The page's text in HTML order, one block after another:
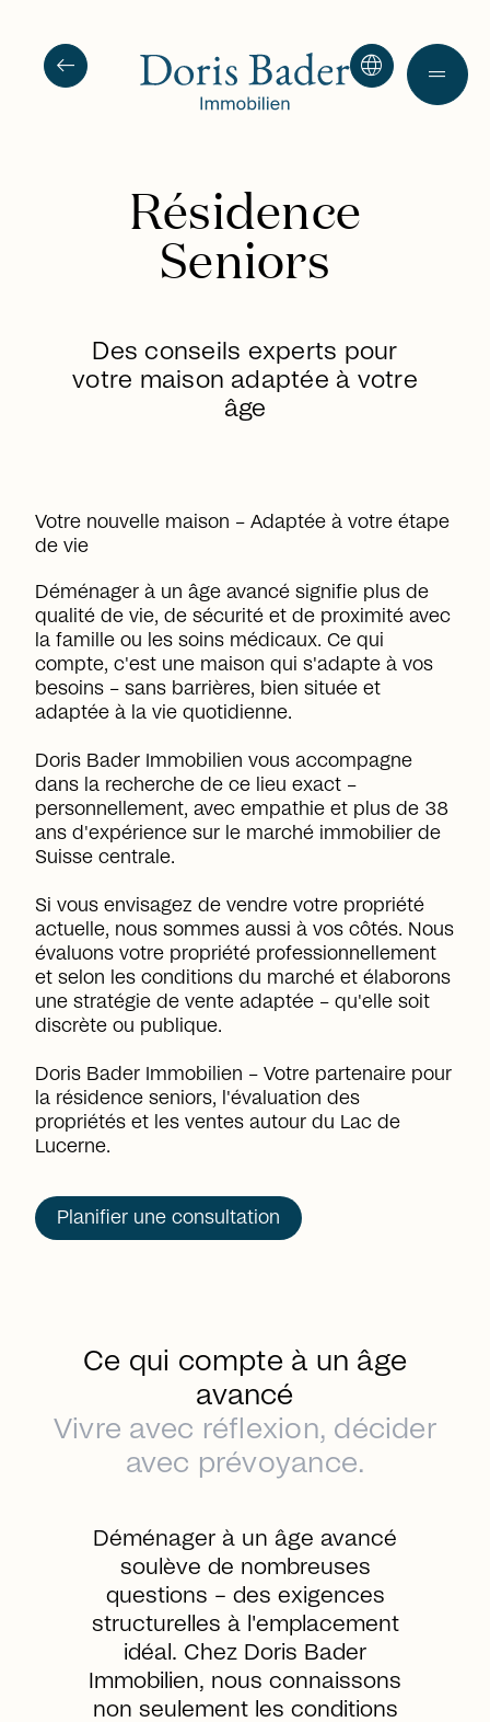
Résidence
Seniors
Des conseils experts pour
votre maison adaptée à votre
âge
Votre nouvelle maison – Adaptée à votre étape
de vie
Déménager à un âge avancé signifie plus de
qualité de vie, de sécurité et de proximité avec
la famille ou les soins médicaux. Ce qui
compte, c'est une maison qui s'adapte à vos
besoins – sans barrières, bien située et
adaptée à la vie quotidienne.
Doris Bader Immobilien vous accompagne
dans la recherche de ce lieu exact –
personnellement, avec empathie et plus de 38
ans d'expérience sur le marché immobilier de
Suisse centrale.
Si vous envisagez de vendre votre propriété
actuelle, nous sommes aussi à vos côtés. Nous
évaluons votre propriété professionnellement
et selon les conditions du marché et élaborons
une stratégie de vente adaptée – qu'elle soit
discrète ou publique.
Doris Bader Immobilien – Votre partenaire pour
la résidence seniors, l'évaluation des
propriétés et les ventes autour du Lac de
Lucerne.
Planifier une consultation
Ce qui compte à un âge
avancé
Vivre avec réflexion, décider
avec prévoyance.
Déménager à un âge avancé
soulève de nombreuses
questions – des exigences
structurelles à l'emplacement
idéal. Chez Doris Bader
Immobilien, nous connaissons
non seulement les conditions
arrow_left_alt language drag_handle